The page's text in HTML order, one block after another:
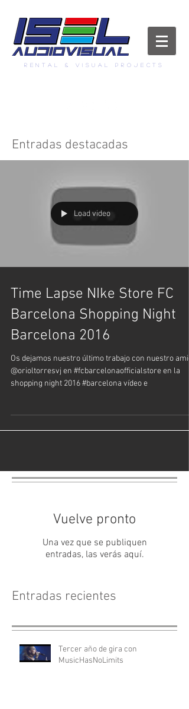
RENTAL & visual projects
Entradas destacadas
Load video
Time Lapse NIke Store FC
Barcelona Shopping Night
Barcelona 2016
Os dejamos nuestro último trabajo con nuestro
@orioltorresvj en #fcbarcelonaofficialstore en la
shopping night 2016 #barcelona vídeo e
Vuelve pronto
Una vez que se publiquen
entradas, las verás aquí.
Entradas recientes
Tercer año de gira con
MusicHasNoLimits